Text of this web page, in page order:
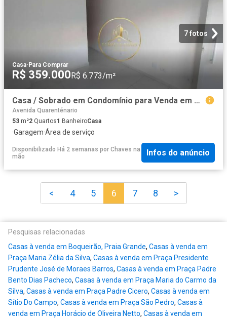
7 fotos
Casa·Para Comprar
R$ 359.000R$ 6.773/m²
Casa / Sobrado em Condomínio para Venda em Praia Grande/SP Tude Bastos Sítio do Campo 2 Quartos
Avenida Quarenténario
53 m²2 Quartos1 BanheiroCasa
·Garagem·Área de serviço
Disponibilizado Há 2 semanas por Chaves na
mão
Infos do anúncio
< 4 5 6 7 8 >
Pesquisas relacionadas
Casas à venda em Boqueirão, Praia Grande, Casas à venda em
Praça Maria Zélia da Silva, Casas à venda em Praça Presidente
Prudente José de Moraes Barros, Casas à venda em Praça Padre
Bento Dias Pacheco, Casas à venda em Praça Maria do Carmo da
Silva, Casas à venda em Praça Padre Cicero, Casas à venda em
Sítio Do Campo, Casas à venda em Praça São Pedro, Casas à
venda em Praça Horácio de Oliveira Netto, Casas à venda em